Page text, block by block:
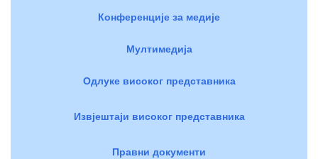
Конференције за медије
Мултимедија
Одлуке високог представника
Извјештаји високог представника
Правни документи